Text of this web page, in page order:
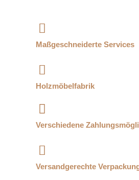
Maßgeschneiderte Services
Holzmöbelfabrik
Verschiedene
Versandgerechte